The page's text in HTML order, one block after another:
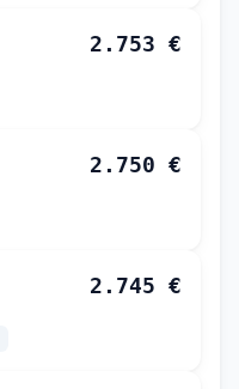
2.753 €
2.750 €
2.745 €